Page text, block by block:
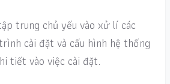
trung chủ yếu vào xử lí các
cài đặt và cấu hình hệ thống
tiết vào việc cài đặt.